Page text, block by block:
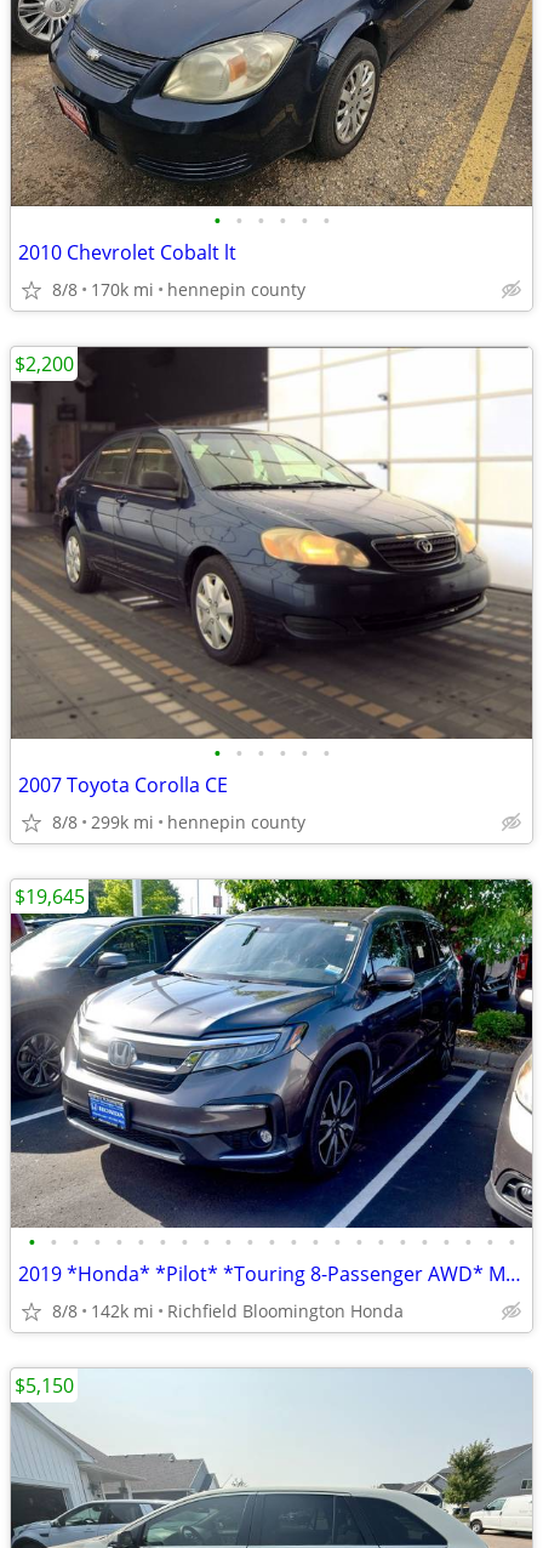
• • • • • •
2010 Chevrolet Cobalt lt
8/8 170k mi hennepin county
• • • • • •
2007 Toyota Corolla CE
8/8 299k mi hennepin county
$2,200
• • • • • • • • • • • • • • • • • • • • • • •
2019 *Honda* *Pilot* *Touring 8-Passenger AWD* Moder
8/8 142k mi Richfield Bloomington Honda
$19,645
$5,150